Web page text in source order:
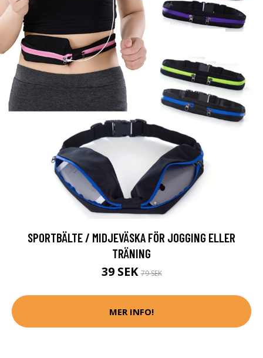
SPORTBÄLTE / MIDJEVÄSKA FÖR JOGGING ELLER
TRÄNING
39 SEK79 SEK
MER INFO!